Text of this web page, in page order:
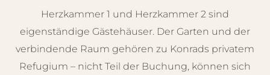
Herzkammer 1 und Herzkammer 2 sind
eigenständige Gästehäuser. Der Garten und der
verbindende Raum gehören zu Konrads privatem
Refugium – nicht Teil der Buchung, können sich